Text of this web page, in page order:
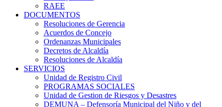
RAEE
DOCUMENTOS
Resoluciones de Gerencia
Acuerdos de Concejo
Ordenanzas Municipales
Decretos de Alcaldía
Resoluciones de Alcaldía
SERVICIOS
Unidad de Registro Civil
PROGRAMAS SOCIALES
Unidad de Gestion de Riesgos y Desastres
DEMUNA – Defensoría Municipal del Niño y del